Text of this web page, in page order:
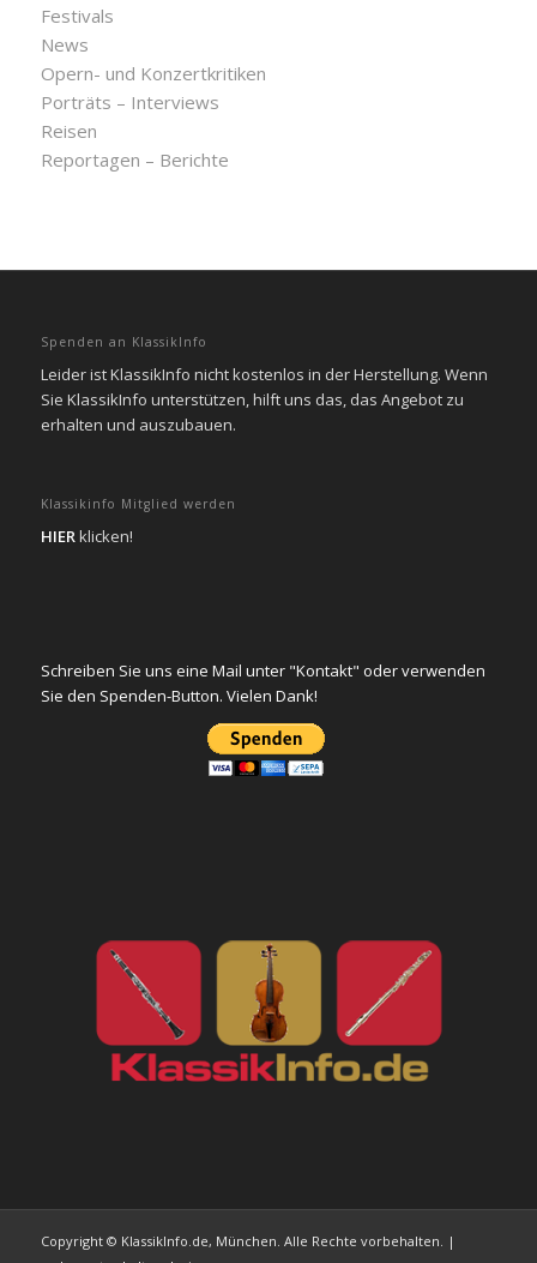
Festivals
News
Opern- und Konzertkritiken
Porträts – Interviews
Reisen
Reportagen – Berichte
Spenden an KlassikInfo
Leider ist KlassikInfo nicht kostenlos in der Herstellung. Wenn
Sie KlassikInfo unterstützen, hilft uns das, das Angebot zu
erhalten und auszubauen.
Klassikinfo Mitglied werden
HIERklicken!
Schreiben Sie uns eine Mail unter "Kontakt" oder verwenden
Sie den Spenden-Button. Vielen Dank!
Copyright © KlassikInfo.de, München. Alle Rechte vorbehalten. |